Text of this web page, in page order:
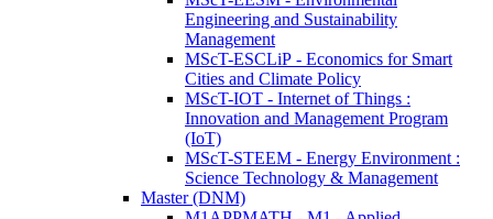
Engineering and Sustainability
Management
MScT-ESCLiP - Economics for Smart
Cities and Climate Policy
MScT-IOT - Internet of Things :
Innovation and Management Program
(IoT)
MScT-STEEM - Energy Environment :
Science Technology & Management
Master (DNM)